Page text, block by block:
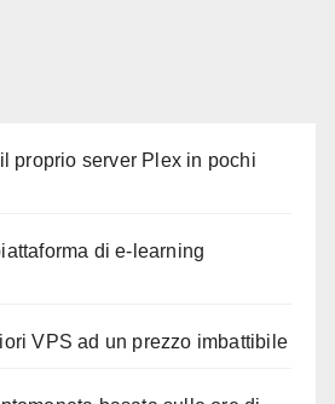
proprio server Plex in pochi
di e-learning
VPS ad un prezzo imbattibile